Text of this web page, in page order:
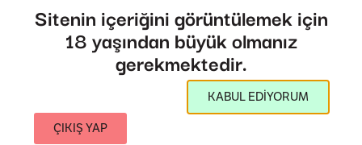
Sitenin içeriğini görüntülemek için
18 yaşından büyük olmanız
gerekmektedir.
KABUL EDİYORUM
ÇIKIŞ YAP